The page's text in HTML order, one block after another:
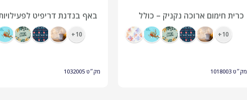
כרית חימום ארוכה נקניק – כולל
מיתוג צבעוני
10+
מק״ט 1018003
באף בנדנת דריפיט
ספורט עם הדפסה מלאה
10+
מק״ט1032005